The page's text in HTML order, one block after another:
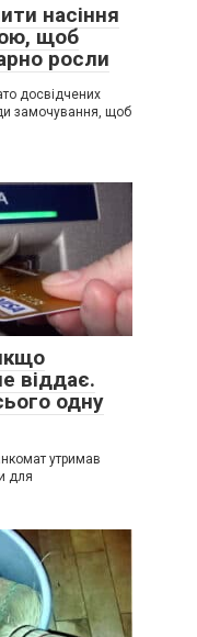
насіння
щоб
росли
досвідчених
замочування, щоб
віддає.
одну
утримав
для